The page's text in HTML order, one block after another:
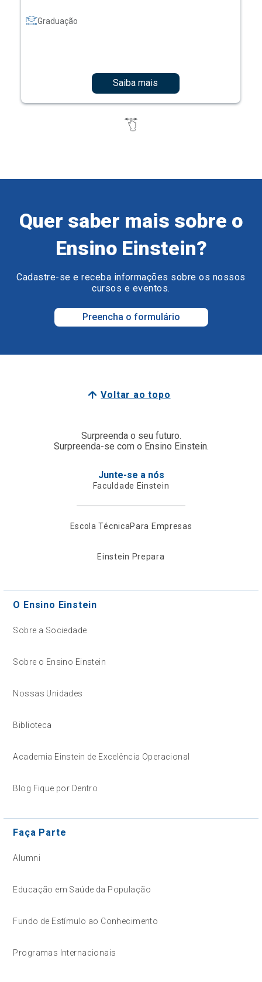
Graduação
Saiba mais
Quer saber mais sobre o
Ensino Einstein?
Cadastre-se e receba informações sobre os nossos
cursos e eventos.
Preencha o formulário
Voltar ao topo
Surpreenda o seu futuro.
Surpreenda-se com o Ensino Einstein.
Junte-se a nós
Faculdade Einstein
Escola TécnicaPara Empresas
Einstein Prepara
O Ensino Einstein
Sobre a Sociedade
Sobre o Ensino Einstein
Nossas Unidades
Biblioteca
Academia Einstein de Excelência Operacional
Blog Fique por Dentro
Faça Parte
Alumni
Educação em Saúde da População
Fundo de Estímulo ao Conhecimento
Programas Internacionais